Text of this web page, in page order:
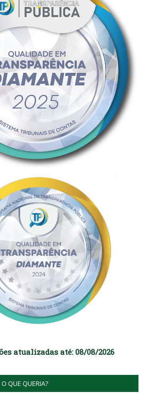
atualizadas até: 08/08/2026
QUE QUERIA?